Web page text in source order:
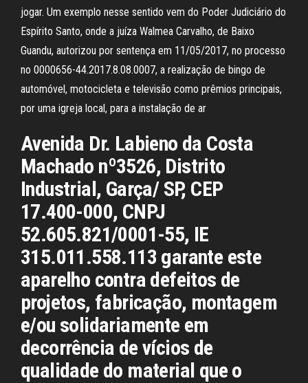
jogar. Um exemplo nesse sentido vem do Poder Judiciário do
Espírito Santo, onde a juíza Walmea Carvalho, de Baixo
Guandu, autorizou por sentença em 11/05/2017, no processo
no 0000656-44.2017.8.08.0007, a realização de bingo de
automóvel, motocicleta e televisão como prêmios principais,
por uma igreja local, para a instalação de ar
Avenida Dr. Labieno da Costa
Machado nº3526, Distrito
Industrial, Garça/ SP, CEP
17.400-000, CNPJ
52.605.821/0001-55, IE
315.011.558.113 garante este
aparelho contra defeitos de
projetos, fabricação, montagem
e/ou solidariamente em
decorrência de vícios de
qualidade do material que o